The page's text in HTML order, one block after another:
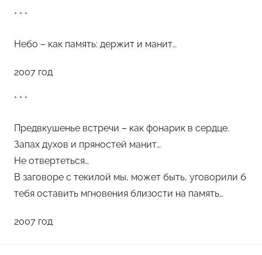
* * *
Небо – как память: держит и манит…
2007 год
* * *
Предвкушенье встречи – как фонарик в сердце.
Запах духов и пряностей манит…
Не отвертеться…
В заговоре с текилой мы, может быть, уговорили б
тебя оставить мгновения близости на память…
2007 год